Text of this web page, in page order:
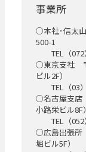
事業所
○本社･信太
500-1
TEL（072
○東京支社 〒
ビル2F）
TEL（03）
○名古屋支店
小路栄ビル8F）
TEL（052
○広島出張所
堀ビル5F）